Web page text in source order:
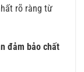
rõ ràng từ
đảm bảo chất